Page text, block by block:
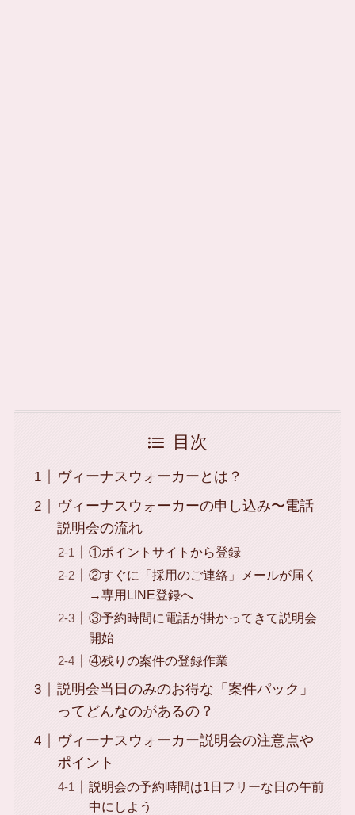
目次
ヴィーナスウォーカーとは？
ヴィーナスウォーカーの申し込み〜電話
説明会の流れ
①ポイントサイトから登録
②すぐに「採用のご連絡」メールが届く
→専用LINE登録へ
③予約時間に電話が掛かってきて説明会
開始
④残りの案件の登録作業
説明会当日のみのお得な「案件パック」
ってどんなのがあるの？
ヴィーナスウォーカー説明会の注意点や
ポイント
説明会の予約時間は1日フリーな日の午前
中にしよう